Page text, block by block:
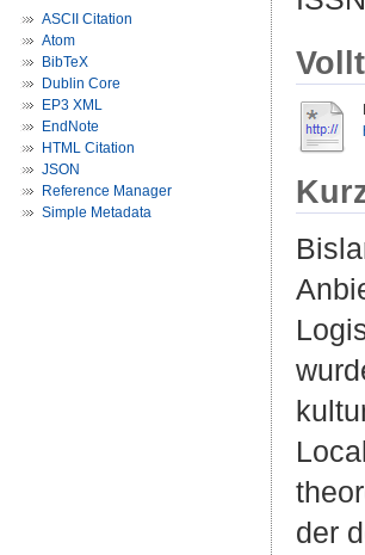
ASCII Citation
Atom
BibTeX
Dublin Core
EP3 XML
EndNote
HTML Citation
JSON
Reference Manager
Simple Metadata
der